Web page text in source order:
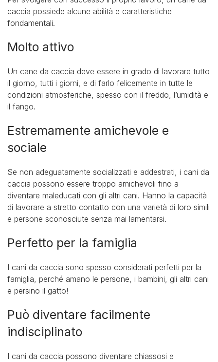
caccia possiede alcune abilità e caratteristiche
fondamentali.
Molto attivo
Un cane da caccia deve essere in grado di lavorare tutto
il giorno, tutti i giorni, e di farlo felicemente in tutte le
condizioni atmosferiche, spesso con il freddo, l’umidità e
il fango.
Estremamente amichevole e
sociale
Se non adeguatamente socializzati e addestrati, i cani da
caccia possono essere troppo amichevoli fino a
diventare maleducati con gli altri cani. Hanno la capacità
di lavorare a stretto contatto con una varietà di loro simili
e persone sconosciute senza mai lamentarsi.
Perfetto per la famiglia
I cani da caccia sono spesso considerati perfetti per la
famiglia, perché amano le persone, i bambini, gli altri cani
e persino il gatto!
Può diventare facilmente
indisciplinato
I cani da caccia possono diventare chiassosi e